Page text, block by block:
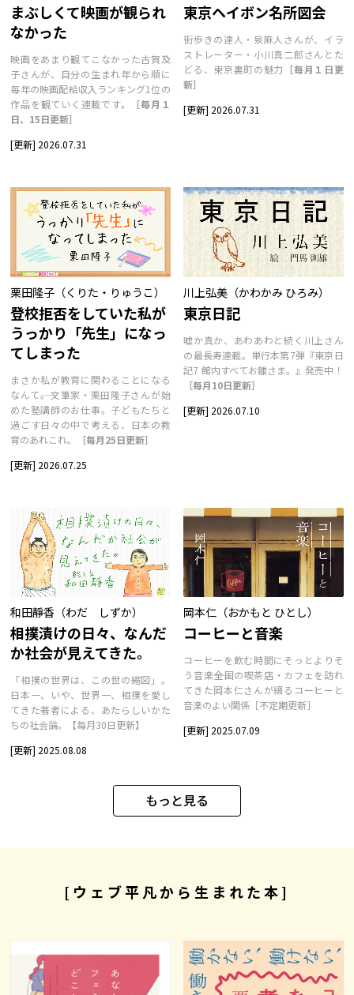
まぶしくて映画が観られ
なかった
映画をあまり観てこなかった古賀及
子さんが、自分の生まれ年から順に
毎年の映画配給収入ランキング1位の
作品を観ていく連載です。
［毎月１
日、15日更新］
[更新] 2026.07.31
東京ヘイボン名所図会
街歩きの達人・泉麻人さんが、イラ
ストレーター・小川真二郎さんとた
どる、東京裏町の魅力
［毎月１日更
新］
[更新] 2026.07.31
栗田隆子（くりた・りゅうこ）
登校拒否をしていた私が
うっかり「先生」になっ
てしまった
まさか私が教育に関わることになる
なんて――。文筆家・栗田隆子さんが始
めた塾講師のお仕事。子どもたちと
過ごす日々の中で考える、日本の教
育のあれこれ。
［毎月25日更新］
[更新] 2026.07.25
川上弘美（かわかみ ひろみ）
東京日記
嘘か真か、あわあわと続く川上さん
の最長寿連載。単行本第7弾『東京日
記7 館内すべてお雛さま。』発売中！
［毎月10日更新］
[更新] 2026.07.10
和田靜香（わだ しずか）
相撲漬けの日々、なんだ
か社会が見えてきた。
「相撲の世界は、この世の縮図」。
日本一、いや、世界一、相撲を愛し
てきた著者による、あたらしいかた
ちの社会論。【毎月30日更新】
[更新] 2025.08.08
岡本仁（おかもと ひとし）
コーヒーと音楽
コーヒーを飲む時間にそっとよりそ
う音楽――全国の喫茶店・カフェを訪れ
てきた岡本仁さんが綴るコーヒーと
音楽のよい関係［不定期更新］
[更新] 2025.07.09
もっと見る
[ウェブ平凡から生まれた本]